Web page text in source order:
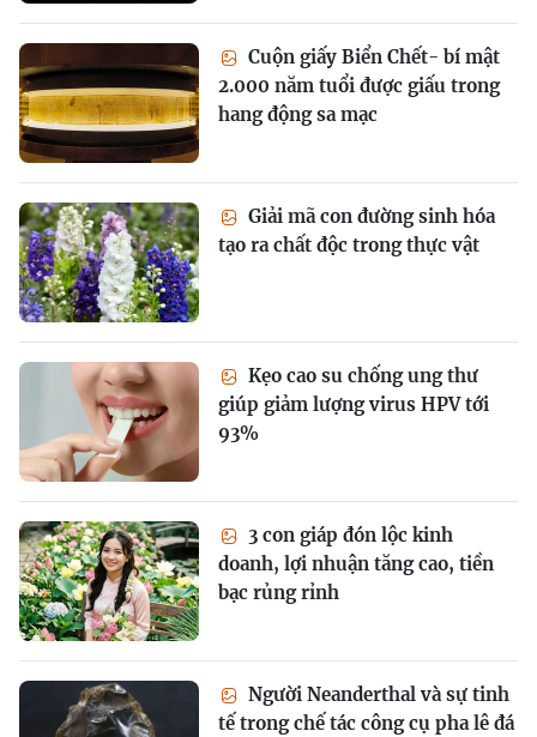
Cuộn giấy Biển Chết- bí mật
2.000 năm tuổi được giấu trong
hang động sa mạc
Giải mã con đường sinh hóa
tạo ra chất độc trong thực vật
Kẹo cao su chống ung thư
giúp giảm lượng virus HPV tới
93%
3 con giáp đón lộc kinh
doanh, lợi nhuận tăng cao, tiền
bạc rủng rỉnh
Người Neanderthal và sự tinh
tế trong chế tác công cụ pha lê đá